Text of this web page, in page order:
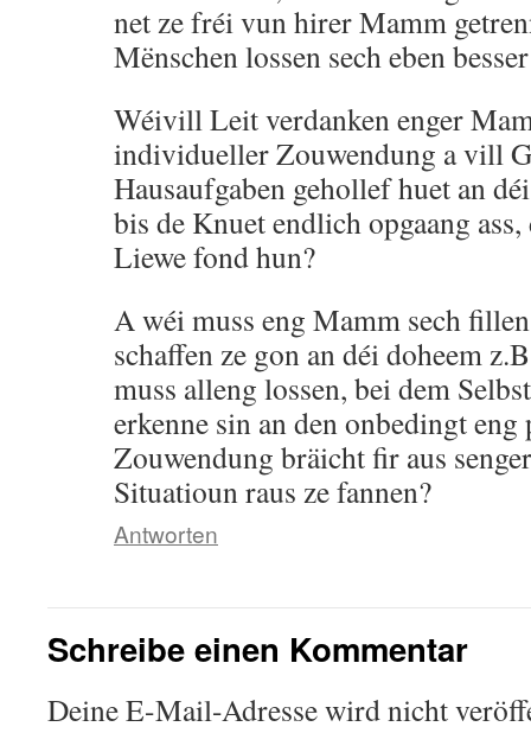
net ze fréi vun hirer Mamm
Mënschen lossen sech eben
Wéivill Leit verdanken enger
individueller Zouwendung a vill
Hausaufgaben gehollef huet an
bis de Knuet endlich opgaang ass,
Liewe fond hun?
A wéi muss eng Mamm sech
schaffen ze gon an déi doheem
muss alleng lossen, bei dem
erkenne sin an den onbedingt eng
Zouwendung bräicht fir aus
Situatioun raus ze fannen?
Antworten
Schreibe einen Kommentar
Deine E-Mail-Adresse wird nicht